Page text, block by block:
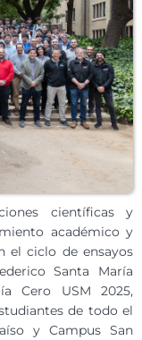
científicas y
académico y
el ciclo de ensayos
Santa María
Cero USM 2025,
de todo el
y Campus San